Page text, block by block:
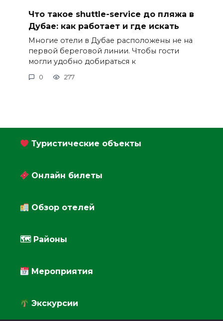
Что такое shuttle-service до пляжа в
Дубае: как работает и где искать
Многие отели в Дубае расположены не на
первой береговой линии. Чтобы гости
могли удобно добираться к
0 277
Туристические объекты
Онлайн билеты
Обзор отелей
🗺 Районы
Мероприятия
Экскурсии